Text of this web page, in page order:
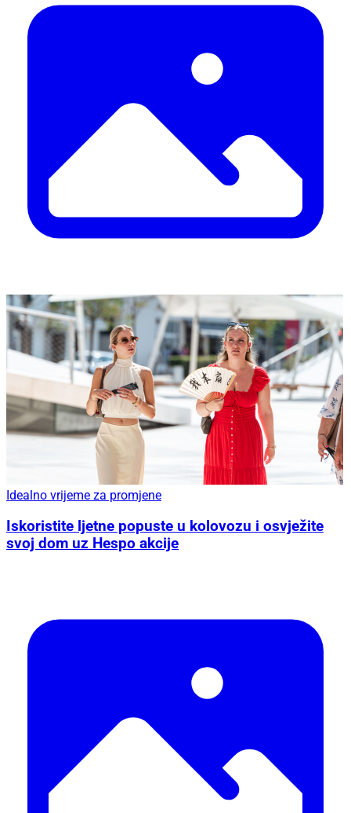
Idealno vrijeme za promjene
Iskoristite ljetne popuste u kolovozu i osvježite
svoj dom uz Hespo akcije